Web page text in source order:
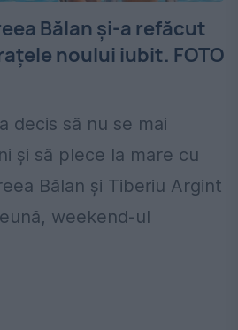
Bălan și-a refăcut
noului iubit. FOTO
decis să nu se mai
și să plece la mare cu
Bălan și Tiberiu Argint
weekend-ul